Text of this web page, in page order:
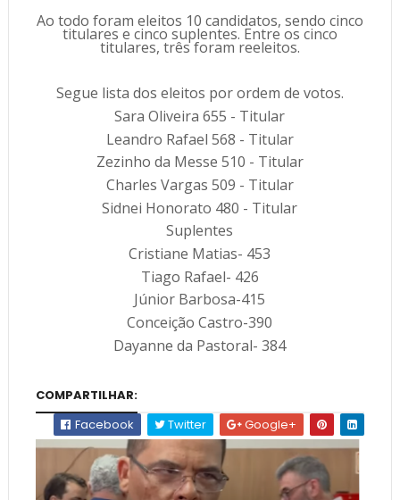
Ao todo foram eleitos 10 candidatos, sendo cinco
titulares e cinco suplentes. Entre os cinco
titulares, três foram reeleitos.
Segue lista dos eleitos por ordem de votos.
Sara Oliveira 655 - Titular
Leandro Rafael 568 - Titular
Zezinho da Messe 510 - Titular
Charles Vargas 509 - Titular
Sidnei Honorato 480 - Titular
Suplentes
Cristiane Matias- 453
Tiago Rafael- 426
Júnior Barbosa-415
Conceição Castro-390
Dayanne da Pastoral- 384
COMPARTILHAR:
Facebook
Twitter Google+